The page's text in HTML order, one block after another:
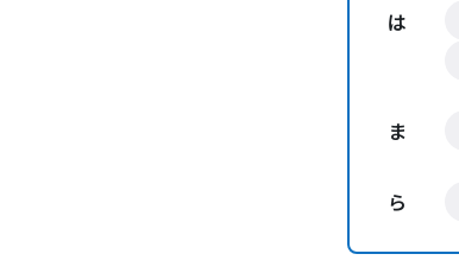
は
ま
ら